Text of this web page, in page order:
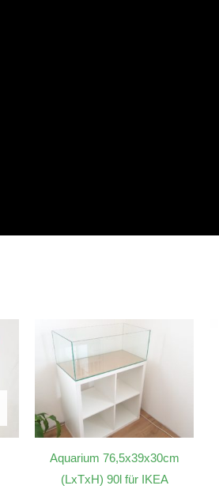
Aquarium 76,5x39x30cm
(LxTxH) 90l für IKEA